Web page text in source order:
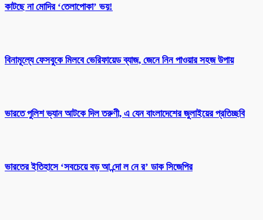
কাটছে না মোদির ‘তেলাপোকা’ ভয়!
বিনামূল্যে ফেসবুকে মিলবে ভেরিফায়েড ব্যাজ, জেনে নিন পাওয়ার সহজ উপায়
ভারতে পুলিশ ভ্যান আটকে দিল তরুণী, এ যেন বাংলাদেশের জুলাইয়ের প্রতিচ্ছবি
ভারতের ইতিহাসে ‘সবচেয়ে বড় আ ন্দো ল নে র’ ডাক সিজেপির